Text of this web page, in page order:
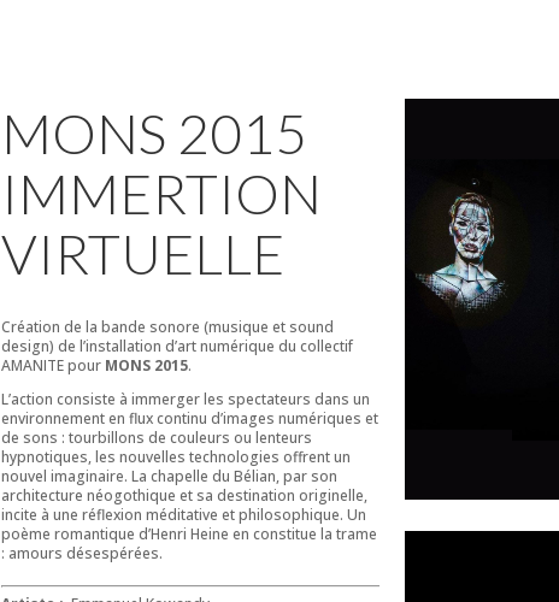
MONS 2015
IMMERTION
VIRTUELLE
Création de la bande sonore (musique et sound
design) de l’installation d’art numérique du collectif
AMANITE pour MONS 2015.
L’action consiste à immerger les spectateurs dans un
environnement en flux continu d’images numériques et
de sons : tourbillons de couleurs ou lenteurs
hypnotiques, les nouvelles technologies offrent un
nouvel imaginaire. La chapelle du Bélian, par son
architecture néogothique et sa destination originelle,
incite à une réflexion méditative et philosophique. Un
poème romantique d’Henri Heine en constitue la trame
: amours désespérées.